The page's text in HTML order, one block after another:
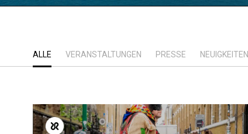
ALLE VERANSTALTUNGEN PRESSE NEUIGKEITEN